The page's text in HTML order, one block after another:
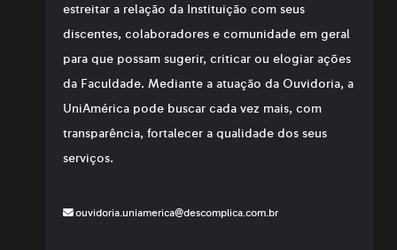
estreitar a relação da Instituição com seus
discentes, colaboradores e comunidade em geral
para que possam sugerir, criticar ou elogiar ações
da Faculdade. Mediante a atuação da Ouvidoria, a
UniAmérica pode buscar cada vez mais, com
transparência, fortalecer a qualidade dos seus
serviços.
ouvidoria.uniamerica@descomplica.com.br